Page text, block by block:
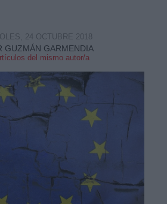
GUZMÁN GARMENDIA
del mismo autor/a
24 OCTUBRE 2018
link